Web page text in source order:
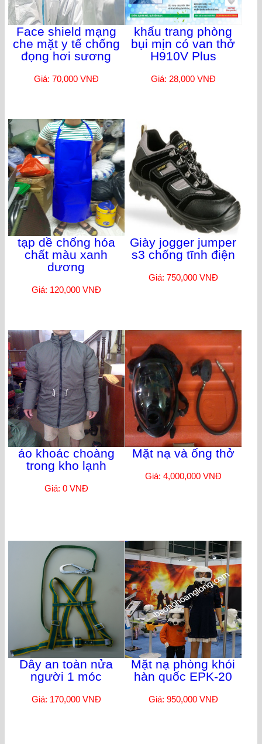
Face shield mạng
che mặt y tế chống
đọng hơi sương
Giá: 70,000 VNĐ
khẩu trang phòng
bụi mịn có van thở
H910V Plus
Giá: 28,000 VNĐ
tạp dề chống hóa
chất màu xanh
dương
Giá: 120,000 VNĐ
Giày jogger jumper
s3 chống tĩnh điện
Giá: 750,000 VNĐ
áo khoác choàng
trong kho lạnh
Giá: 0 VNĐ
Mặt nạ và ống thở
Giá: 4,000,000 VNĐ
Dây an toàn nửa
người 1 móc
Giá: 170,000 VNĐ
Mặt nạ phòng khói
hàn quốc EPK-20
Giá: 950,000 VNĐ